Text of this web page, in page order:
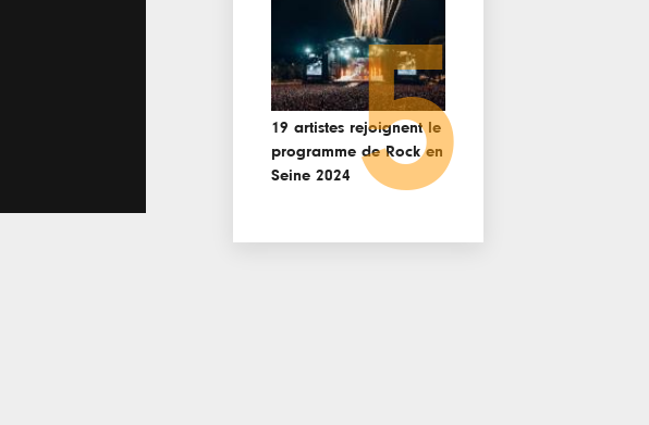
19 artistes rejoignent le
programme de Rock en
Seine 2024 5